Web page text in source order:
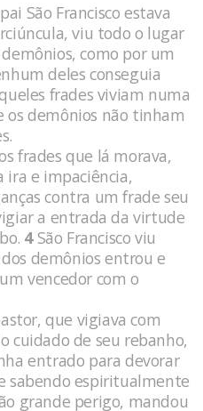
São Francisco estava
viu todo o lugar
como por um
deles conseguia
frades viviam numa
demônios não tinham
frades que lá morava,
ira e impaciência,
contra um frade seu
a entrada da virtude
4São Francisco viu
demônios entrou e
vencedor com o
que vigiava com
cuidado de seu rebanho,
entrado para devorar
sabendo espiritualmente
grande perigo, mandou